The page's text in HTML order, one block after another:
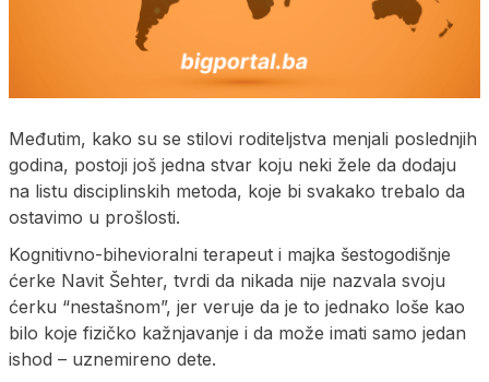
Međutim, kako su se stilovi roditeljstva menjali poslednjih
godina, postoji još jedna stvar koju neki žele da dodaju
na listu disciplinskih metoda, koje bi svakako trebalo da
ostavimo u prošlosti.
Kognitivno-bihevioralni terapeut i majka šestogodišnje
ćerke Navit Šehter, tvrdi da nikada nije nazvala svoju
ćerku “nestašnom”, jer veruje da je to jednako loše kao
bilo koje fizičko kažnjavanje i da može imati samo jedan
ishod – uznemireno dete.